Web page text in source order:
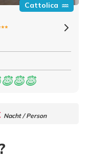
Cattolica
Nacht / Person